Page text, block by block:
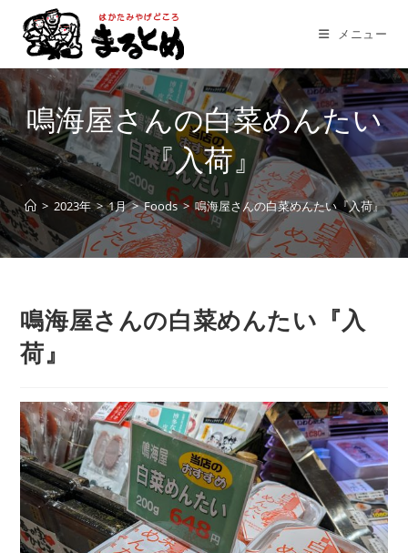
ン
ツ
へ
ス
ッ
プ
メニュー
鳴海屋さんの白菜めんたい
『入荷』
> 2023年 > 1月 > Foods > 鳴海屋さんの白菜めんたい『入荷』
鳴海屋さんの白菜めんたい『入
荷』